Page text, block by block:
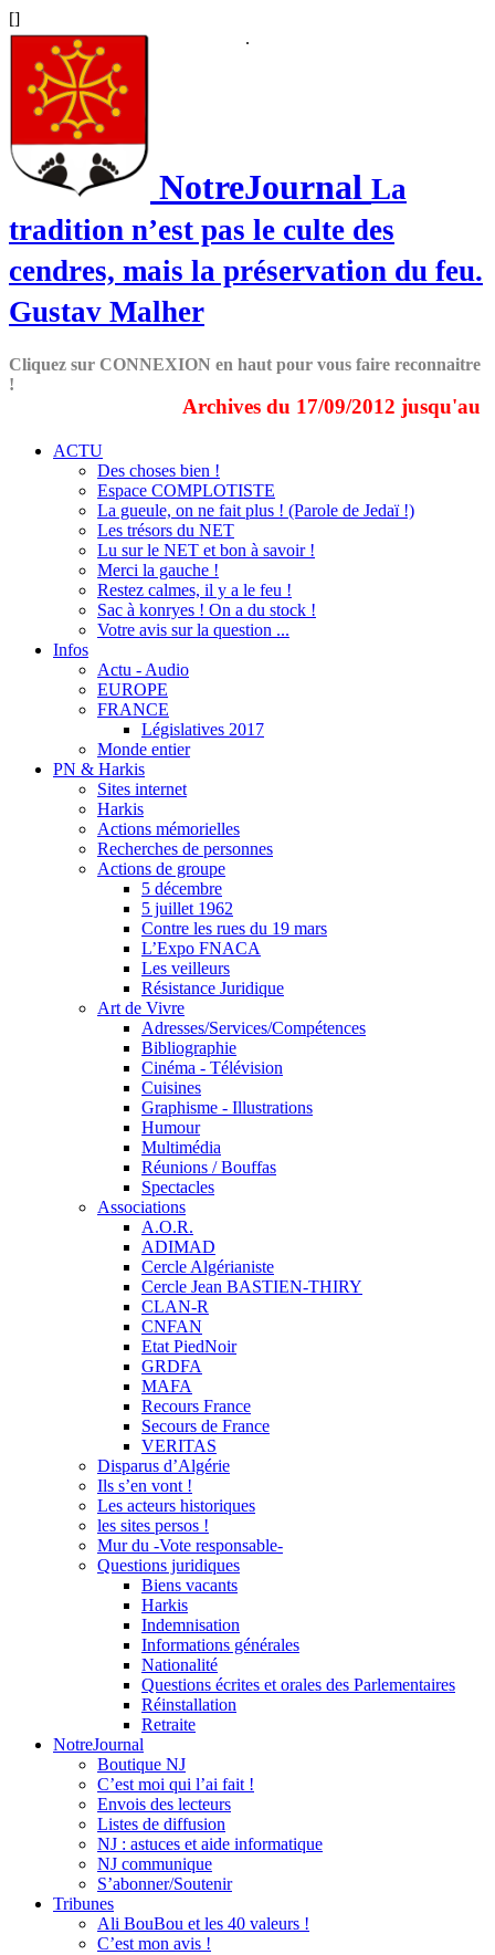
[]
.
NotreJournal La
tradition n’est pas le culte des
cendres, mais la préservation du feu.
Gustav Malher
Cliquez sur CONNEXION en haut pour vous faire reconnaitre
!
Archives du 17/09/2012 jusqu'au 31/
ACTU
Des choses bien !
Espace COMPLOTISTE
La gueule, on ne fait plus ! (Parole de Jedaï !)
Les trésors du NET
Lu sur le NET et bon à savoir !
Merci la gauche !
Restez calmes, il y a le feu !
Sac à konryes ! On a du stock !
Votre avis sur la question ...
Infos
Actu - Audio
EUROPE
FRANCE
Législatives 2017
Monde entier
PN & Harkis
Sites internet
Harkis
Actions mémorielles
Recherches de personnes
Actions de groupe
5 décembre
5 juillet 1962
Contre les rues du 19 mars
L’Expo FNACA
Les veilleurs
Résistance Juridique
Art de Vivre
Adresses/Services/Compétences
Bibliographie
Cinéma - Télévision
Cuisines
Graphisme - Illustrations
Humour
Multimédia
Réunions / Bouffas
Spectacles
Associations
A.O.R.
ADIMAD
Cercle Algérianiste
Cercle Jean BASTIEN-THIRY
CLAN-R
CNFAN
Etat PiedNoir
GRDFA
MAFA
Recours France
Secours de France
VERITAS
Disparus d’Algérie
Ils s’en vont !
Les acteurs historiques
les sites persos !
Mur du -Vote responsable-
Questions juridiques
Biens vacants
Harkis
Indemnisation
Informations générales
Nationalité
Questions écrites et orales des Parlementaires
Réinstallation
Retraite
NotreJournal
Boutique NJ
C’est moi qui l’ai fait !
Envois des lecteurs
Listes de diffusion
NJ : astuces et aide informatique
NJ communique
S’abonner/Soutenir
Tribunes
Ali BouBou et les 40 valeurs !
C’est mon avis !